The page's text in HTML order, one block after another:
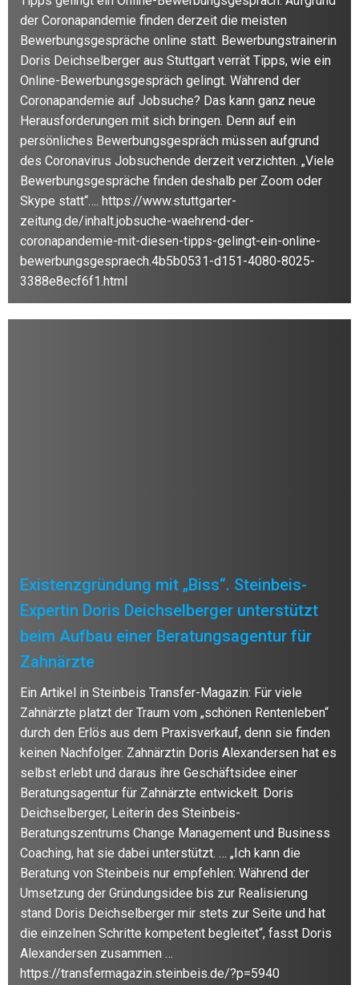
der Coronapandemie finden derzeit die meisten
Bewerbungsgespräche online statt. Bewerbungstrainerin
Doris Deichselberger aus Stuttgart verrät Tipps, wie ein
Online-Bewerbungsgespräch gelingt. Während der
Coronapandemie auf Jobsuche? Das kann ganz neue
Herausforderungen mit sich bringen. Denn auf ein
persönliches Bewerbungsgespräch müssen aufgrund
des Coronavirus Jobsuchende derzeit verzichten. „Viele
Bewerbungsgespräche finden deshalb per Zoom oder
Skype statt“…. https://www.stuttgarter-
zeitung.de/inhalt.jobsuche-waehrend-der-
coronapandemie-mit-diesen-tipps-gelingt-ein-online-
bewerbungsgespraech.4b5b0531-d151-4080-8025-
3388e8ecf6f1.html
Existenzgründung mit „Biss“. Steinbeis-
Expertin Doris Deichselberger unterstützt
beim Aufbau einer Beratungsagentur für
Zahnärzte
Ein Artikel in Steinbeis Transfer-Magazin: Für viele
Zahnärzte platzt der Traum vom „schönen Rentenleben“
durch den Erlös aus dem Praxisverkauf, denn sie finden
keinen Nachfolger. Zahnärztin Doris Alexandersen hat es
selbst erlebt und daraus ihre Geschäftsidee einer
Beratungsagentur für Zahnärzte entwickelt. Doris
Deichselberger, Leiterin des Steinbeis-
Beratungszentrums Change Management und Business
Coaching, hat sie dabei unterstützt. … „Ich kann die
Beratung von Steinbeis nur empfehlen: Während der
Umsetzung der Gründungsidee bis zur Realisierung
stand Doris Deichselberger mir stets zur Seite und hat
die einzelnen Schritte kompetent begleitet“, fasst Doris
Alexandersen zusammen …
https://transfermagazin.steinbeis.de/?p=5940